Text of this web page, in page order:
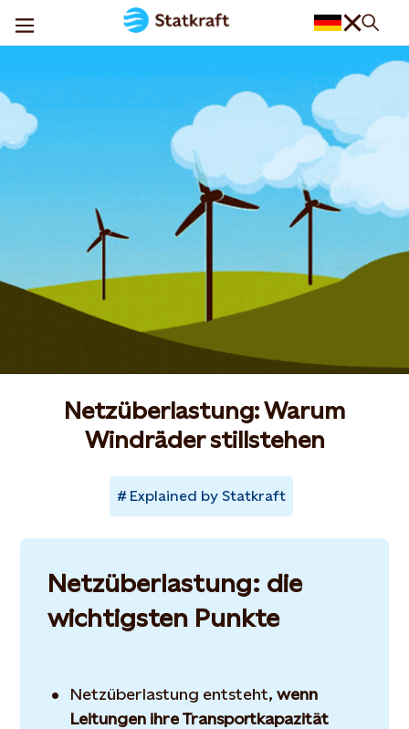
Netzüberlastung: Warum
Windräder stillstehen
Explained by Statkraft
Netzüberlastung: die
wichtigsten Punkte
Netzüberlastung entsteht,wenn
Leitungen ihre Transportkapazität